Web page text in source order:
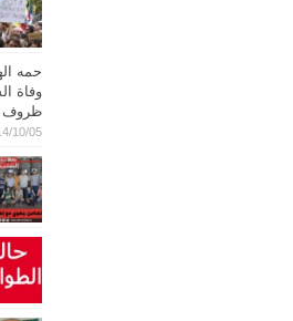
حمه
وفاة
ظروف
10/05